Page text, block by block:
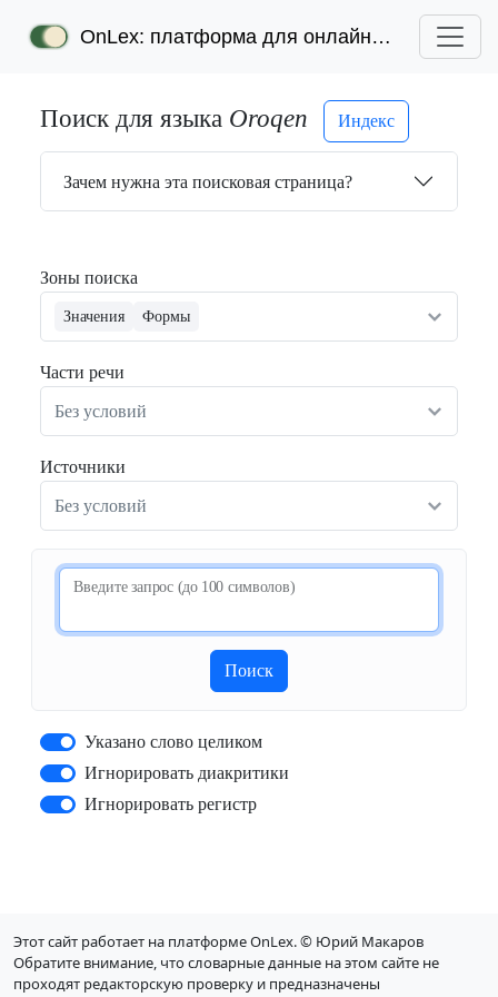
OnLex: платформа для онлайн-лексикографии
Поиск для языка Oroqen Индекс
Зачем нужна эта поисковая страница?
Зоны поиска
Значения Формы
Части речи
Без условий
Источники
Без условий
Введите запрос (до 100 символов)
Поиск
Указано слово целиком
Игнорировать диакритики
Игнорировать регистр
Этот сайт работает на платформе OnLex. © Юрий Макаров
Обратите внимание, что словарные данные на этом сайте не
проходят редакторскую проверку и предназначены